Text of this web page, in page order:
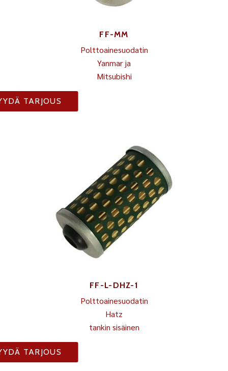
FF-MM
Polttoainesuodatin
Yanmar ja
Mitsubishi
TARJOUS
FF-L-DHZ-1
Polttoainesuodatin
Hatz
tankin sisäinen
TARJOUS